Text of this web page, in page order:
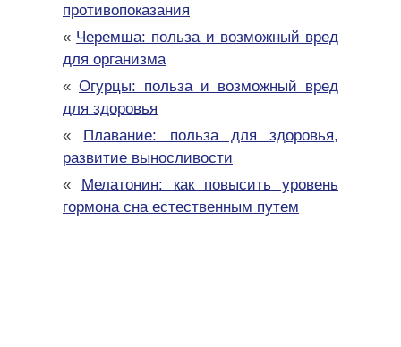
противопоказания
« Черемша: польза и возможный вред
для организма
« Огурцы: польза и возможный вред
для здоровья
« Плавание: польза для здоровья,
развитие выносливости
« Мелатонин: как повысить уровень
гормона сна естественным путем